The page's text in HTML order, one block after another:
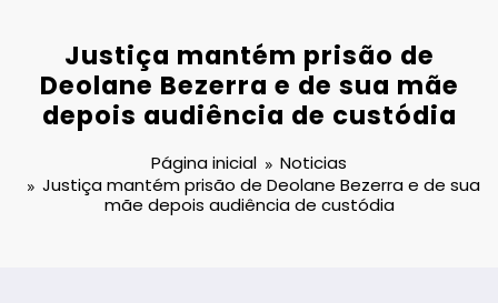
Justiça mantém prisão de
Deolane Bezerra e de sua mãe
depois audiência de custódia
Página inicial
Noticias
Justiça mantém prisão de Deolane Bezerra e de sua
mãe depois audiência de custódia